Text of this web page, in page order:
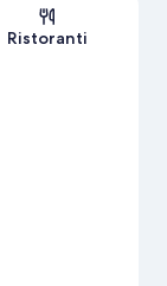
Ristoranti